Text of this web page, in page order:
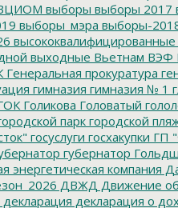
выборы выборы 2017
выборы_мэра выборы-
высококвалифицированные
выходные Вьетнам ВЭФ
Генеральная прокуратура
гимназия гимназия № 1
Голикова Головатый
парк городской
госуслуги госхакупки ГП
губернатор
энергетическая компания
ДВЖД Движение
декларация декларация о